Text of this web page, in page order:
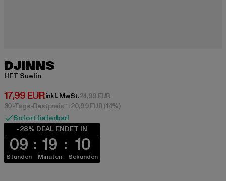
DJINNS
HFT Suelin
17,99 EUR
Derzeitiger Preis: 17,99 EUR
inkl. MwSt.24,99 EURAktionspreis: 24,99 EUR
30-Tage-Bestpreis**: 20,99 EUR(14%)
Sofort lieferbar!
-28% DEAL ENDET IN
09
Stunden
19
Minuten
09
Sekunden